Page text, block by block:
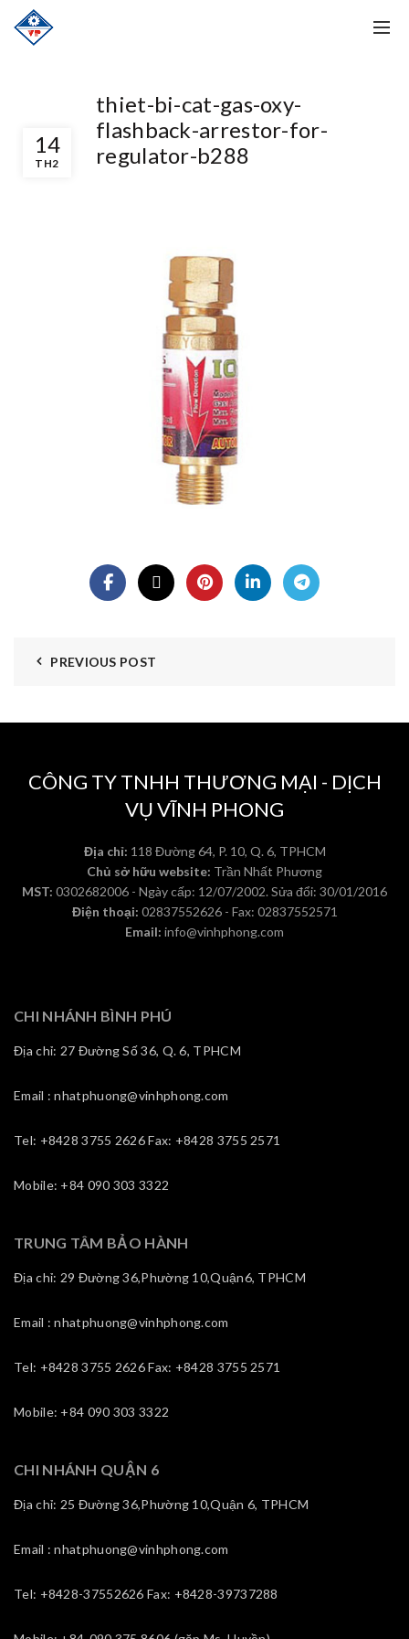
14
TH2
thiet-bi-cat-gas-oxy-
flashback-arrestor-for-
regulator-b288
PREVIOUS POST
CÔNG TY TNHH THƯƠNG MẠI - DỊCH
VỤ VĨNH PHONG
Địa chỉ: 118 Đường 64, P. 10, Q. 6, TPHCM
Chủ sở hữu website: Trần Nhất Phương
MST: 0302682006 - Ngày cấp: 12/07/2002. Sửa đổi: 30/01/2016
Điện thoại: 02837552626 - Fax: 02837552571
Email: info@vinhphong.com
CHI NHÁNH BÌNH PHÚ
Địa chỉ: 27 Đường Số 36, Q. 6, TPHCM
Email : nhatphuong@vinhphong.com
Tel: +8428 3755 2626 Fax: +8428 3755 2571
Mobile: +84 090 303 3322
TRUNG TÂM BẢO HÀNH
Địa chỉ: 29 Đường 36,Phường 10,Quận6, TPHCM
Email : nhatphuong@vinhphong.com
Tel: +8428 3755 2626 Fax: +8428 3755 2571
Mobile: +84 090 303 3322
CHI NHÁNH QUẬN 6
Địa chỉ: 25 Đường 36,Phường 10,Quận 6, TPHCM
Email : nhatphuong@vinhphong.com
Tel: +8428-37552626 Fax: +8428-39737288